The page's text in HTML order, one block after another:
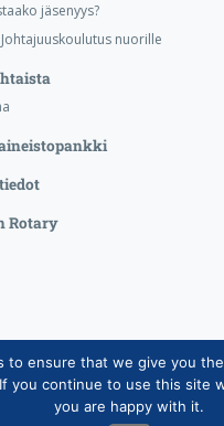
jäsenyys?
Johtajuuskoulutus nuorille
Rotary
© Suomen Rotarypalvelu
tietosuojaseloste|
käsittely Rotarytoiminnassa
to ensure that we give you
you continue to use this site
you are happy with it.